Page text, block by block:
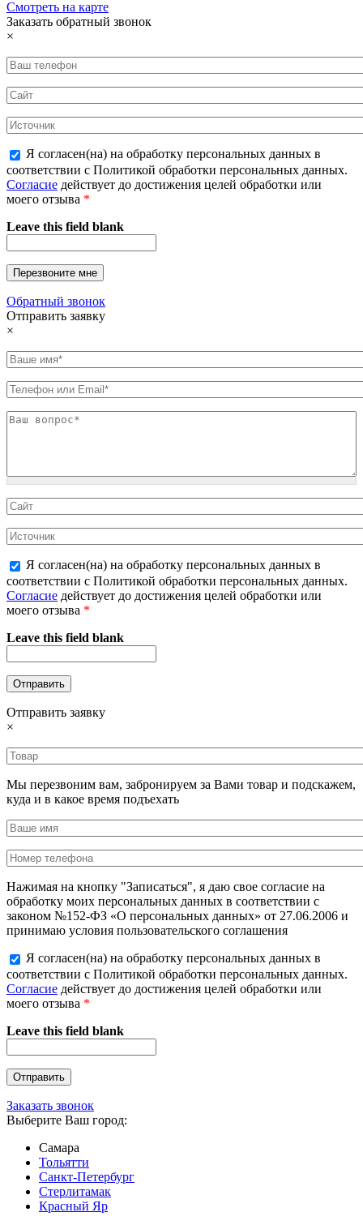
Смотреть на карте
Заказать обратный звонок
×
Я согласен(на) на обработку персональных данных в
соответствии с Политикой обработки персональных данных.
Согласие действует до достижения целей обработки или
моего отзыва *
Leave this field blank
Обратный звонок
Отправить заявку
×
Я согласен(на) на обработку персональных данных в
соответствии с Политикой обработки персональных данных.
Согласие действует до достижения целей обработки или
моего отзыва *
Leave this field blank
Отправить заявку
×
Мы перезвоним вам, забронируем за Вами товар и подскажем,
куда и в какое время подъехать
Нажимая на кнопку "Записаться", я даю свое согласие на
обработку моих персональных данных в соответствии с
законом №152-ФЗ «О персональных данных» от 27.06.2006 и
принимаю условия пользовательского соглашения
Я согласен(на) на обработку персональных данных в
соответствии с Политикой обработки персональных данных.
Согласие действует до достижения целей обработки или
моего отзыва *
Leave this field blank
Заказать звонок
Выберите Ваш город:
Самара
Тольятти
Санкт-Петербург
Стерлитамак
Красный Яр